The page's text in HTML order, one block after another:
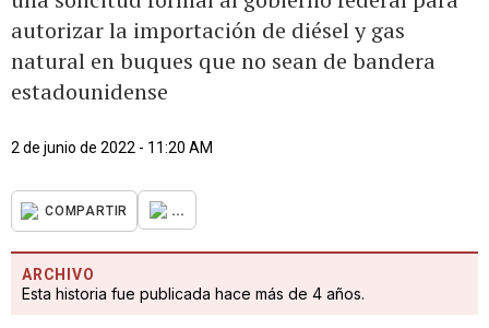
autorizar la importación de diésel y gas
natural en buques que no sean de bandera
estadounidense
2 de junio de 2022 - 11:20 AM
COMPARTIR ...
ARCHIVO
Esta historia fue publicada hace más de 4 años.